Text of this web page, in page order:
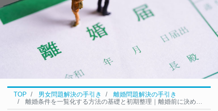
TOP 男女問題解決の手引き
離婚問題解決の手引き
離婚条件を一覧化する方法の基礎と初期整理｜離婚前に決めておきたいポイント